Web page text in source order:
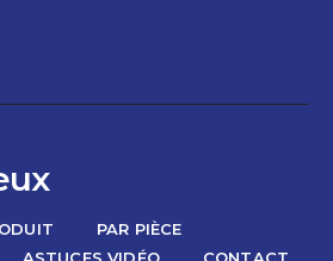
PAR PIÈCE
ASTUCES VIDÉO CONTACT